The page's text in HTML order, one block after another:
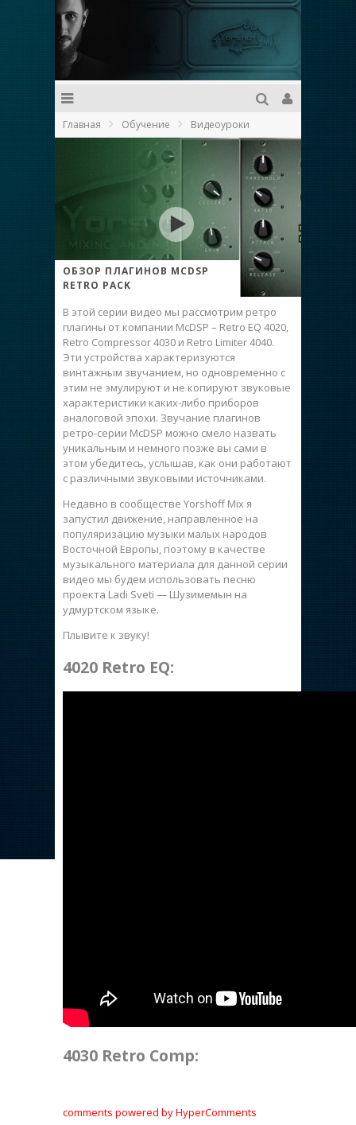
Главная Обучение Видеоуроки
ОБЗОР ПЛАГИНОВ MCDSP
RETRO PACK
В этой серии видео мы рассмотрим ретро
плагины от компании McDSP – Retro EQ 4020,
Retro Compressor 4030 и Retro Limiter 4040.
Эти устройства характеризуются
винтажным звучанием, но одновременно с
этим не эмулируют и не копируют звуковые
характеристики каких-либо приборов
аналоговой эпохи. Звучание плагинов
ретро-серии McDSP можно смело назвать
уникальным и немного позже вы сами в
этом убедитесь, услышав, как они работают
с различными звуковыми источниками.
Недавно в сообществе Yorshoff Mix я
запустил движение, направленное на
популяризацию музыки малых народов
Восточной Европы, поэтому в качестве
музыкального материала для данной серии
видео мы будем использовать песню
проекта Ladi Sveti — Шузимемын на
удмуртском языке.
Плывите к звуку!
4020 Retro EQ:
4030 Retro Comp:
comments powered by HyperComments